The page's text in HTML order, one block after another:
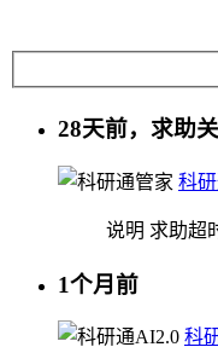
28天前，求助
科
说明 求助超
1个月前
科